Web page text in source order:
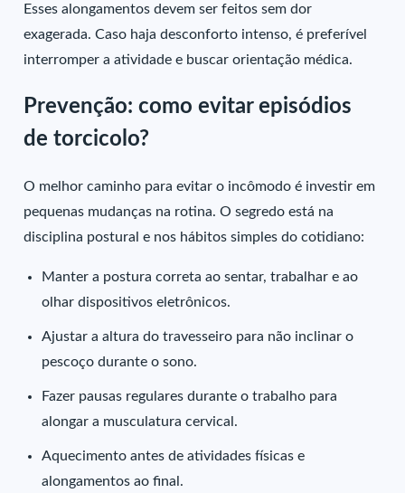
Esses alongamentos devem ser feitos sem dor
exagerada. Caso haja desconforto intenso, é preferível
interromper a atividade e buscar orientação médica.
Prevenção: como evitar episódios
de torcicolo?
O melhor caminho para evitar o incômodo é investir em
pequenas mudanças na rotina. O segredo está na
disciplina postural e nos hábitos simples do cotidiano:
Manter a postura correta ao sentar, trabalhar e ao
olhar dispositivos eletrônicos.
Ajustar a altura do travesseiro para não inclinar o
pescoço durante o sono.
Fazer pausas regulares durante o trabalho para
alongar a musculatura cervical.
Aquecimento antes de atividades físicas e
alongamentos ao final.